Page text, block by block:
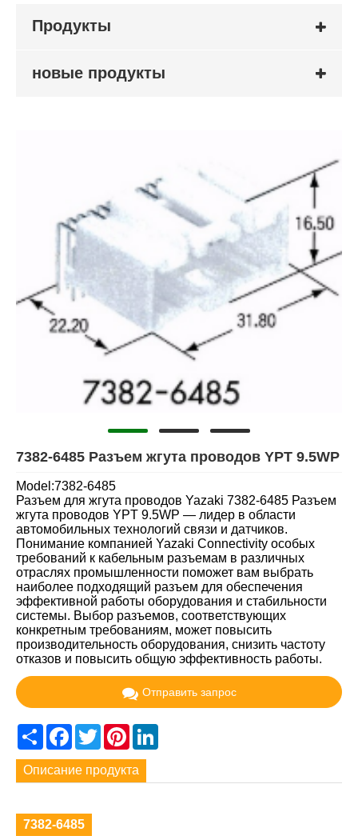
Продукты
новые продукты
7382-6485 Разъем жгута проводов YPT 9.5WP
Model:7382-6485
Разъем для жгута проводов Yazaki 7382-6485 Разъем
жгута проводов YPT 9.5WP — лидер в области
автомобильных технологий связи и датчиков.
Понимание компанией Yazaki Connectivity особых
требований к кабельным разъемам в различных
отраслях промышленности поможет вам выбрать
наиболее подходящий разъем для обеспечения
эффективной работы оборудования и стабильности
системы. Выбор разъемов, соответствующих
конкретным требованиям, может повысить
производительность оборудования, снизить частоту
отказов и повысить общую эффективность работы.
Отправить запрос
ShareFacebook
TwitterPinterest
Описание продукта
7382-6485